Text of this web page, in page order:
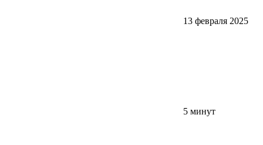
13 февраля 2025
5 минут